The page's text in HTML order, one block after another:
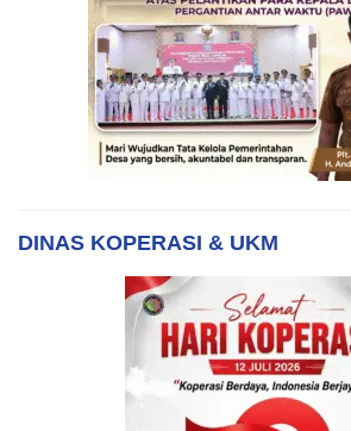
DINAS KOPERASI & UKM